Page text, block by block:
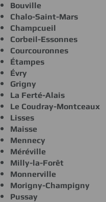
Bouville
Chalo-Saint-Mars
Champcueil
Corbeil-Essonnes
Courcouronnes
Étampes
Évry
Grigny
La Ferté-Alais
Le Coudray-Montceaux
Lisses
Maisse
Mennecy
Méréville
Milly-la-Forêt
Monnerville
Morigny-Champigny
Pussay